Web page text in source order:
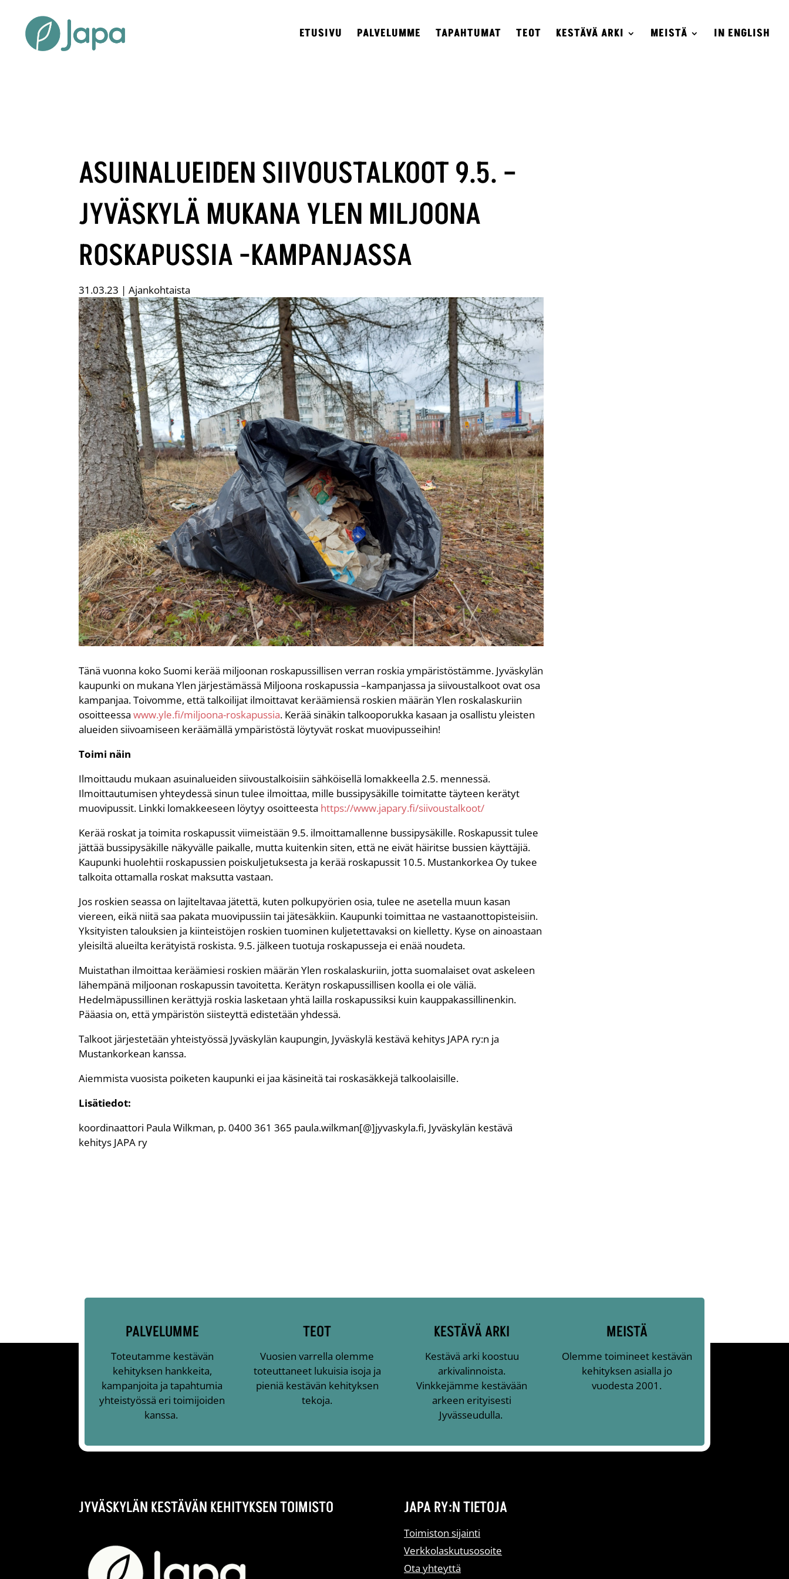
ETUSIVU PALVELUMME TAPAHTUMAT TEOT KESTÄVÄ ARKI MEISTÄ IN ENGLISH
ASUINALUEIDEN SIIVOUSTALKOOT 9.5. –
JYVÄSKYLÄ MUKANA YLEN MILJOONA
ROSKAPUSSIA -KAMPANJASSA
31.03.23 |Ajankohtaista
Tänä vuonna koko Suomi kerää miljoonan roskapussillisen verran roskia ympäristöstämme. Jyväskylän
kaupunki on mukana Ylen järjestämässä Miljoona roskapussia –kampanjassa ja siivoustalkoot ovat osa
kampanjaa. Toivomme, että talkoilijat ilmoittavat keräämiensä roskien määrän Ylen roskalaskuriin
osoitteessawww.yle.fi/miljoona-roskapussia. Kerää sinäkin talkooporukka kasaan ja osallistu yleisten
alueiden siivoamiseen keräämällä ympäristöstä löytyvät roskat muovipusseihin!
Toimi näin
Ilmoittaudu mukaan asuinalueiden siivoustalkoisiin sähköisellä lomakkeella 2.5. mennessä.
Ilmoittautumisen yhteydessä sinun tulee ilmoittaa, mille bussipysäkille toimitatte täyteen kerätyt
muovipussit. Linkki lomakkeeseen löytyy osoitteesta https://www.japary.fi/siivoustalkoot/
Kerää roskat ja toimita roskapussit viimeistään 9.5. ilmoittamallenne bussipysäkille. Roskapussit tulee
jättää bussipysäkille näkyvälle paikalle, mutta kuitenkin siten, että ne eivät häiritse bussien käyttäjiä.
Kaupunki huolehtii roskapussien poiskuljetuksesta ja kerää roskapussit 10.5. Mustankorkea Oy tukee
talkoita ottamalla roskat maksutta vastaan.
Jos roskien seassa on lajiteltavaa jätettä, kuten polkupyörien osia, tulee ne asetella muun kasan
viereen, eikä niitä saa pakata muovipussiin tai jätesäkkiin. Kaupunki toimittaa ne vastaanottopisteisiin.
Yksityisten talouksien ja kiinteistöjen roskien tuominen kuljetettavaksi on kielletty. Kyse on ainoastaan
yleisiltä alueilta kerätyistä roskista. 9.5. jälkeen tuotuja roskapusseja ei enää noudeta.
Muistathan ilmoittaa keräämiesi roskien määrän Ylen roskalaskuriin, jotta suomalaiset ovat askeleen
lähempänä miljoonan roskapussin tavoitetta. Kerätyn roskapussillisen koolla ei ole väliä.
Hedelmäpussillinen kerättyjä roskia lasketaan yhtä lailla roskapussiksi kuin kauppakassillinenkin.
Pääasia on, että ympäristön siisteyttä edistetään yhdessä.
Talkoot järjestetään yhteistyössä Jyväskylän kaupungin, Jyväskylä kestävä kehitys JAPA ry:n ja
Mustankorkean kanssa.
Aiemmista vuosista poiketen kaupunki ei jaa käsineitä tai roskasäkkejä talkoolaisille.
Lisätiedot:
koordinaattori Paula Wilkman, p. 0400 361 365 paula.wilkman[@]jyvaskyla.fi, Jyväskylän kestävä
kehitys JAPA ry
PALVELUMME
Toteutamme kestävän
kehityksen hankkeita,
kampanjoita ja tapahtumia
yhteistyössä eri toimijoiden
kanssa.
TEOT
Vuosien varrella olemme
toteuttaneet lukuisia isoja ja
pieniä kestävän kehityksen
tekoja.
KESTÄVÄ ARKI
Kestävä arki koostuu
arkivalinnoista.
Vinkkejämme kestävään
arkeen erityisesti
Jyvässeudulla.
MEISTÄ
Olemme toimineet kestävän
kehityksen asialla jo
vuodesta 2001.
JYVÄSKYLÄN KESTÄVÄN KEHITYKSEN TOIMISTO JAPA RY:N TIETOJA
Toimiston sijainti
Verkkolaskutusosoite
Ota yhteyttä